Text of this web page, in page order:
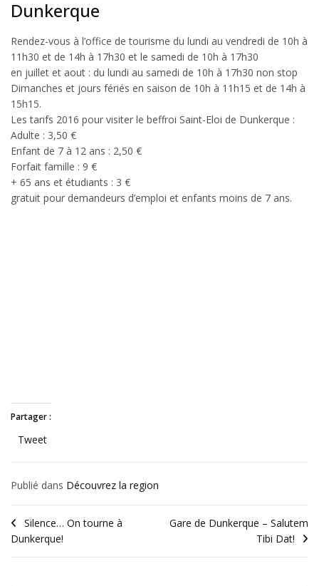
Dunkerque
Rendez-vous à l’office de tourisme du lundi au vendredi de 10h à
11h30 et de 14h à 17h30 et le samedi de 10h à 17h30
en juillet et aout : du lundi au samedi de 10h à 17h30 non stop
Dimanches et jours fériés en saison de 10h à 11h15 et de 14h à
15h15.
Les tarifs 2016 pour visiter le beffroi Saint-Eloi de Dunkerque :
Adulte : 3,50 €
Enfant de 7 à 12 ans : 2,50 €
Forfait famille : 9 €
+ 65 ans et étudiants : 3 €
gratuit pour demandeurs d’emploi et enfants moins de 7 ans.
Partager :
Tweet
Publié dans Découvrez la region
Silence… On tourne à
Dunkerque!
Gare de Dunkerque – Salutem
Tibi Dat!